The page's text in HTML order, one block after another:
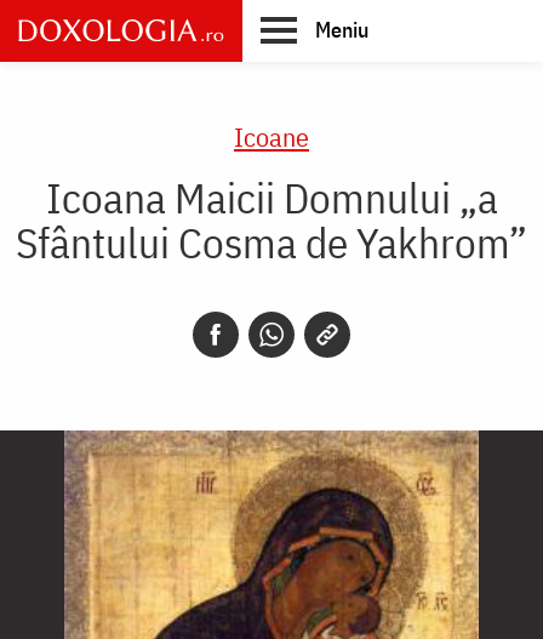
Skip
to
main
Meniu
Icoane
Icoana Maicii Domnului „a
Sfântului Cosma de Yakhrom”